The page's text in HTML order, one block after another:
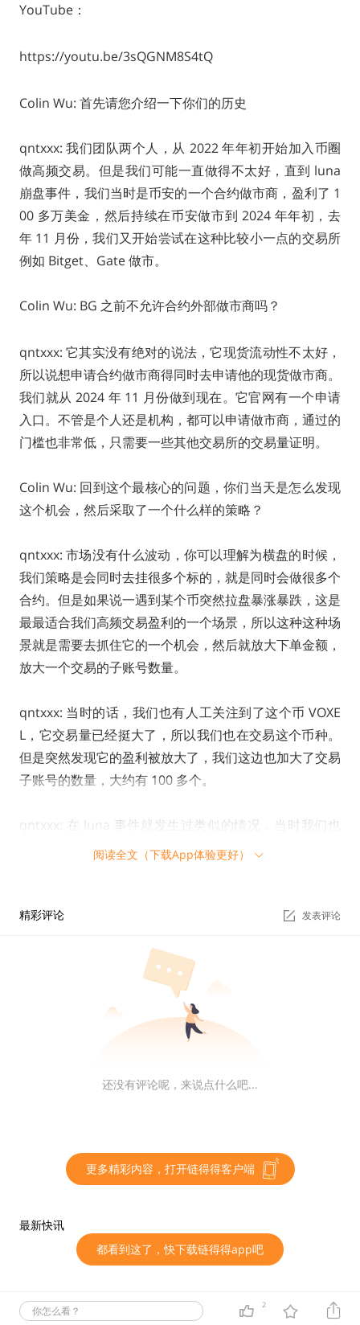
YouTube：
https://youtu.be/3sQGNM8S4tQ
Colin Wu: 首先请您介绍一下你们的历史
qntxxx: 我们团队两个人，从 2022 年年初开始加入币圈
做高频交易。但是我们可能一直做得不太好，直到 luna
崩盘事件，我们当时是币安的一个合约做市商，盈利了 1
00 多万美金，然后持续在币安做市到 2024 年年初，去
年 11 月份，我们又开始尝试在这种比较小一点的交易所
例如 Bitget、Gate 做市。
Colin Wu: BG 之前不允许合约外部做市商吗？
qntxxx: 它其实没有绝对的说法，它现货流动性不太好，
所以说想申请合约做市商得同时去申请他的现货做市商。
我们就从 2024 年 11 月份做到现在。它官网有一个申请
入口。不管是个人还是机构，都可以申请做市商，通过的
门槛也非常低，只需要一些其他交易所的交易量证明。
Colin Wu: 回到这个最核心的问题，你们当天是怎么发现
这个机会，然后采取了一个什么样的策略？
qntxxx: 市场没有什么波动，你可以理解为横盘的时候，
我们策略是会同时去挂很多个标的，就是同时会做很多个
合约。但是如果说一遇到某个币突然拉盘暴涨暴跌，这是
最最适合我们高频交易盈利的一个场景，所以这种这种场
景就是需要去抓住它的一个机会，然后就放大下单金额，
放大一个交易的子账号数量。
qntxxx: 当时的话，我们也有人工关注到了这个币 VOXE
L，它交易量已经挺大了，所以我们也在交易这个币种。
但是突然发现它的盈利被放大了，我们这边也加大了交易
子账号的数量，大约有 100 多个。
qntxxx: 在 luna 事件就发生过类似的情况，当时我们也
是同时交易了几百个账号。 这次的话其实跟 luna 是一个
景，所以就导致了我们盈利了 4300 万美金。
Colin Wu: BG 说有 2000 万美金在外，所以还有其他做
qntxxx: 最后我们提出去了 1000 万美金左右，被币安冻
知道是谁，不过我认为被提走的总额应该不止 2000 万美
（BG 回应：风控措施生效前，从平台提现的异常盈利为
3,831 万 USDT，除此前提到的 8 个账号涉及的约 2000
我们就两个人，管理着三个账号。当时它盘口交易额剧
控，比如说停止交易。后面获利的账号，它首先是做了一
阅读全文（下载App体验更好）
精彩评论 发表评论
还没有评论呢，来说点什么吧...
更多精彩内容，打开链得得客户端
最新快讯
都看到这了，快下载链得得app吧
你怎么看？ 2